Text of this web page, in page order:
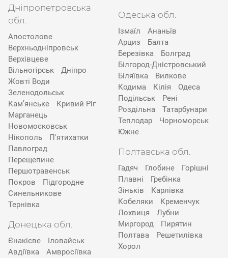
Дніпропетровська
обл.
Апостолове
Верхньодніпровськ
Верхівцеве
Вільногірськ
Дніпро
Жовті Води
Зеленодольськ
Кам’янське
Кривий Ріг
Марганець
Новомосковськ
Нікополь
П'ятихатки
Павлоград
Перещепине
Першотравенськ
Покров
Підгородне
Синельникове
Тернівка
Донецька обл.
Єнакієве
Іловайськ
Авдіївка
Амвросіївка
Одеська обл.
Ізмаїл
Ананьїв
Арциз
Балта
Березівка
Болград
Білгород-Дністровський
Біляївка
Вилкове
Кодима
Кілія
Одеса
Подільськ
Рені
Роздільна
Татарбунари
Теплодар
Чорноморськ
Южне
Полтавська обл.
Гадяч Глобине
Горішні
Плавні
Гребінка
Зіньків
Карлівка
Кобеляки
Кременчук
Лохвиця
Лубни
Миргород
Пирятин
Полтава
Решетилівка
Хорол